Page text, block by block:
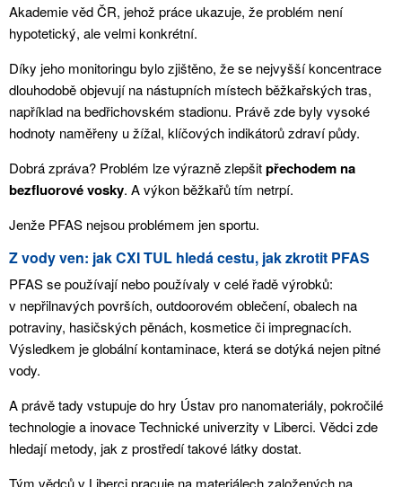
Akademie věd ČR, jehož práce ukazuje, že problém není
hypotetický, ale velmi konkrétní.
Díky jeho monitoringu bylo zjištěno, že se nejvyšší koncentrace
dlouhodobě objevují na nástupních místech běžkařských tras,
například na bedřichovském stadionu. Právě zde byly vysoké
hodnoty naměřeny u žížal, klíčových indikátorů zdraví půdy.
Dobrá zpráva? Problém lze výrazně zlepšitpřechodem na
bezfluorové vosky. A výkon běžkařů tím netrpí.
Jenže PFAS nejsou problémem jen sportu.
Z vody ven: jak CXI TUL hledá cestu, jak zkrotit PFAS
PFAS se používají nebo používaly v celé řadě výrobků:
v nepřilnavých površích, outdoorovém oblečení, obalech na
potraviny, hasičských pěnách, kosmetice či impregnacích.
Výsledkem je globální kontaminace, která se dotýká nejen pitné
vody.
A právě tady vstupuje do hry Ústav pro nanomateriály, pokročilé
technologie a inovace Technické univerzity v Liberci. Vědci zde
hledají metody, jak z prostředí takové látky dostat.
Tým vědců v Liberci pracuje na materiálech založených na